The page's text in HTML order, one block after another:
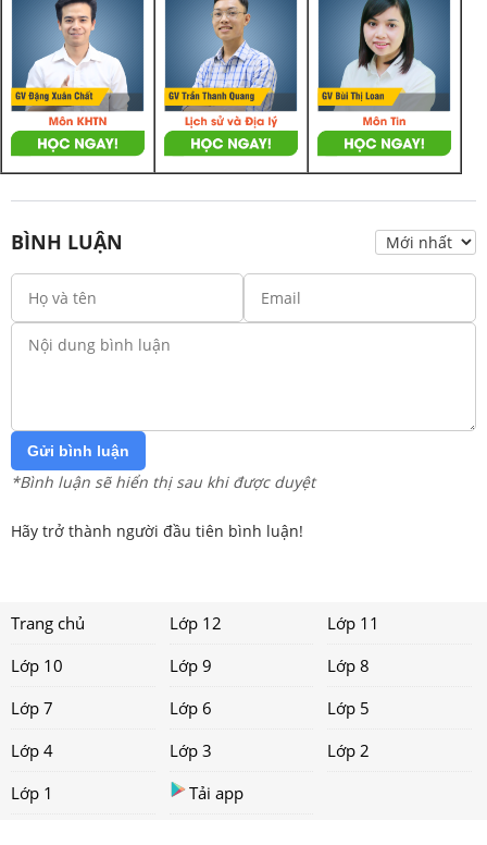
BÌNH LUẬN
Gửi bình luận
*Bình luận sẽ hiển thị sau khi được duyệt
Hãy trở thành người đầu tiên bình luận!
Trang chủ Lớp 12
Lớp 11
Lớp 10
Lớp 9
Lớp 8
Lớp 7
Lớp 6
Lớp 5
Lớp 4
Lớp 3
Lớp 2
Lớp 1
Tải app